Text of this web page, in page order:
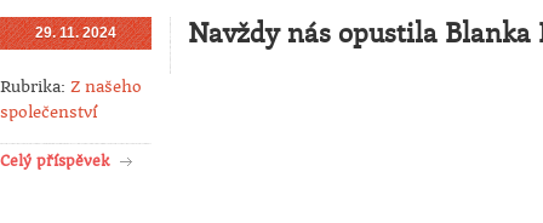
29. 11. 2024
Rubrika: Z našeho
společenství
Celý příspěvek
Navždy nás opustila Blanka